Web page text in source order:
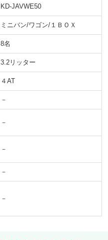
KD-JAVWE50
ミニバン/ワゴン/１ＢＯＸ
8名
3.2リッター
４AT
－
－
－
－
－